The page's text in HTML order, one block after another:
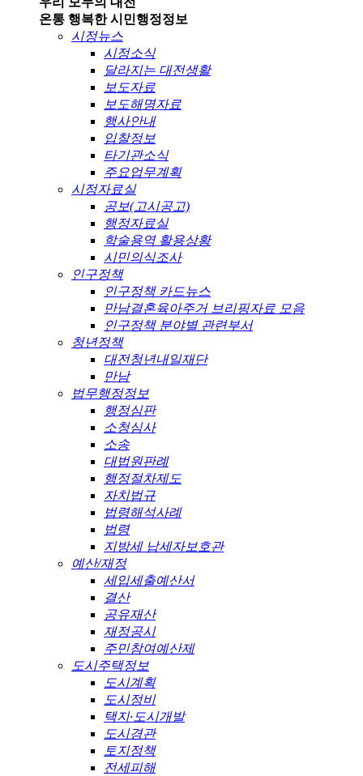
온통 행복한 시민행정정보
시정뉴스
시정소식
달라지는 대전생활
보도자료
보도해명자료
행사안내
입찰정보
타기관소식
주요업무계획
시정자료실
공보(고시공고)
행정자료실
학술용역 활용상황
시민의식조사
인구정책
인구정책 카드뉴스
만남결혼육아주거 브리핑자료 모음
인구정책 분야별 관련부서
청년정책
대전청년내일재단
만남
법무행정정보
행정심판
소청심사
소송
대법원판례
행정절차제도
자치법규
법령해석사례
법령
지방세 납세자보호관
예산/재정
세입세출예산서
결산
공유재산
재정공시
주민참여예산제
도시주택정보
도시계획
도시정비
택지·도시개발
도시경관
토지정책
전세피해